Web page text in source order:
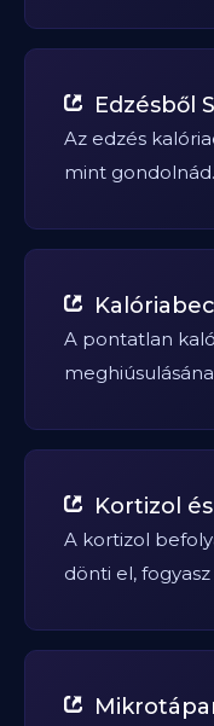
Edzésből
Az edzés
mint gondolnád.
A pontatlan
Kortizol
A kortizol
dönti el,